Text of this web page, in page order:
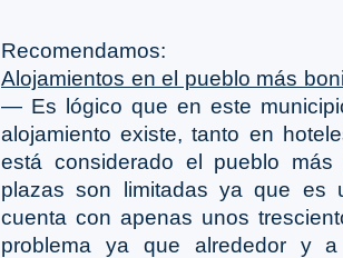
Recomendamos:
Alojamientos en el pueblo más
― Es lógico que en este
alojamiento existe, tanto en
está considerado el pueblo
plazas son limitadas ya que es
cuenta con apenas unos
problema ya que alrededor y